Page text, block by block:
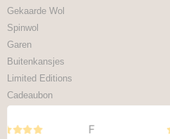
Gekaarde Wol
Spinwol
Garen
Buitenkansjes
Limited Editions
Cadeaubon